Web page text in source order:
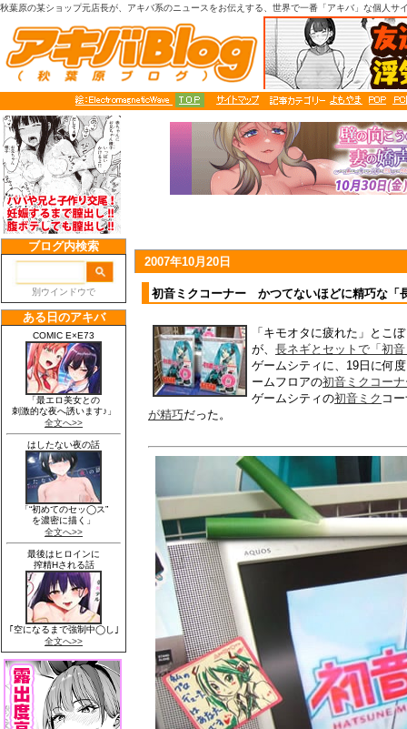
秋葉原の某ショップ元店長が、アキバ系のニュースをお伝えする、世界で一番「アキバ」な個人サ
2007年10月20日
初音ミクコーナー かつてないほどに精巧な「
「キモオタに疲れた」とこ
が、 長ネギとセットで「初
ゲームシティに、19日に何
ームフロアの初音ミクコー
ゲームシティの初音ミク コ
が精巧だった。